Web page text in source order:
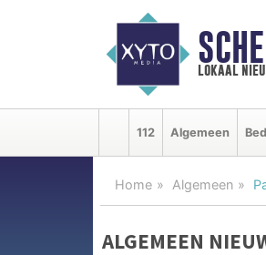
lokaal
112 Algemeen
Home Algemeen
ALGEMEEN